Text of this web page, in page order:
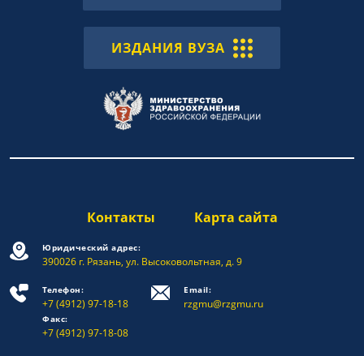
ИЗДАНИЯ ВУЗА
Контакты Карта сайта
Юридический адрес:
390026 г. Рязань, ул. Высоковольтная, д. 9
Телефон:
+7 (4912) 97-18-18
Факс:
+7 (4912) 97-18-08
Email:
rzgmu@rzgmu.ru